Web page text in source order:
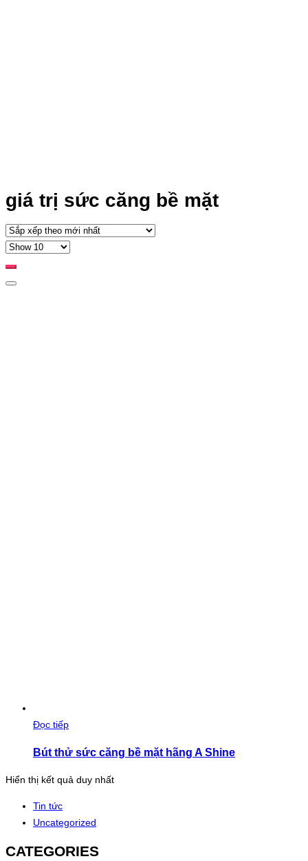
giá trị sức căng bề mặt
Đọc tiếp
Bút thử sức căng bề mặt hãng A Shine
Hiển thị kết quả duy nhất
Tin tức
Uncategorized
CATEGORIES